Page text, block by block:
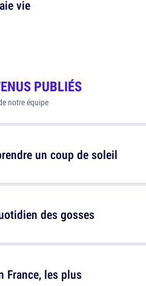
vie
PUBLIÉS
notre équipe
un coup de soleil
France, les plus
des gosses